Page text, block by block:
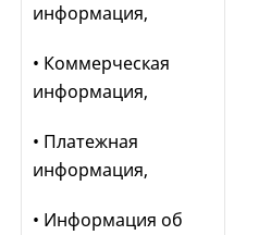
информация,
• Коммерческая
информация,
• Платежная
информация,
• Информация об